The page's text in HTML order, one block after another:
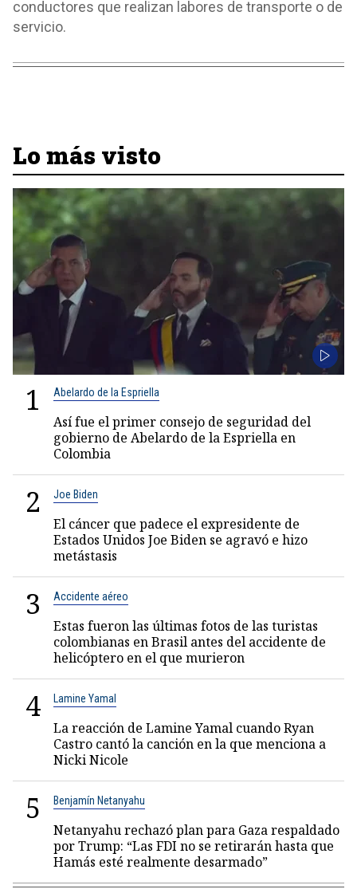
conductores que realizan labores de transporte o de
servicio.
Lo más visto
1 Abelardo de la Espriella
Así fue el primer consejo de seguridad del
gobierno de Abelardo de la Espriella en
Colombia
2 Joe Biden
El cáncer que padece el expresidente de
Estados Unidos Joe Biden se agravó e hizo
metástasis
3 Accidente aéreo
Estas fueron las últimas fotos de las turistas
colombianas en Brasil antes del accidente de
helicóptero en el que murieron
4 Lamine Yamal
La reacción de Lamine Yamal cuando Ryan
Castro cantó la canción en la que menciona a
Nicki Nicole
5 Benjamín Netanyahu
Netanyahu rechazó plan para Gaza respaldado
por Trump: “Las FDI no se retirarán hasta que
Hamás esté realmente desarmado”